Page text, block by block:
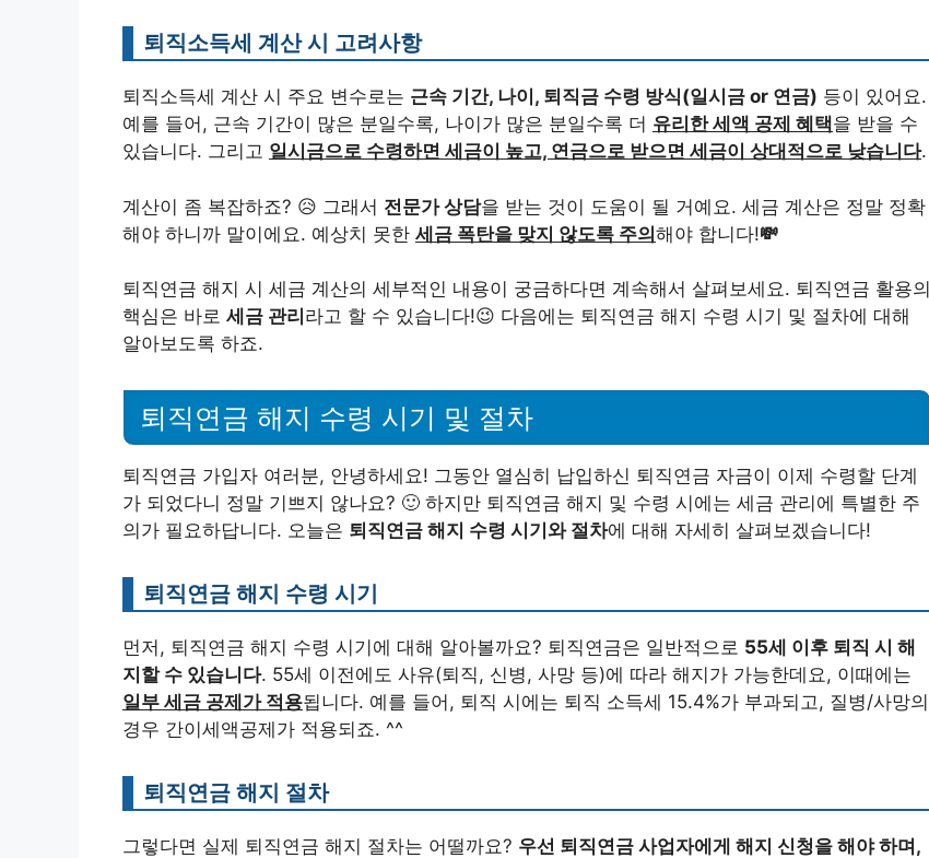
퇴직소득세 계산 시 고려사항
퇴직소득세 계산 시 주요 변수로는 근속 기간, 나이, 퇴직금 수령 방식(일시금 or 연금) 등이 있어요.
예를 들어, 근속 기간이 많은 분일수록, 나이가 많은 분일수록 더 유리한 세액 공제 혜택을 받을 수
있습니다. 그리고 일시금으로 수령하면 세금이 높고, 연금으로 받으면 세금이 상대적으로 낮습니다.
계산이 좀 복잡하죠? 😥 그래서 전문가 상담을 받는 것이 도움이 될 거예요. 세금 계산은 정말 정확
해야 하니까 말이에요. 예상치 못한 세금 폭탄을 맞지 않도록 주의해야 합니다!💸
퇴직연금 해지 시 세금 계산의 세부적인 내용이 궁금하다면 계속해서 살펴보세요. 퇴직연금 활용의
핵심은 바로 세금 관리 라고 할 수 있습니다!😉 다음에는 퇴직연금 해지 수령 시기 및 절차에 대해
알아보도록 하죠.
퇴직연금 해지 수령 시기 및 절차
퇴직연금 가입자 여러분, 안녕하세요! 그동안 열심히 납입하신 퇴직연금 자금이 이제 수령할 단계
가 되었다니 정말 기쁘지 않나요? 🙂 하지만 퇴직연금 해지 및 수령 시에는 세금 관리에 특별한 주
의가 필요하답니다. 오늘은 퇴직연금 해지 수령 시기와 절차에 대해 자세히 살펴보겠습니다!
퇴직연금 해지 수령 시기
먼저, 퇴직연금 해지 수령 시기에 대해 알아볼까요? 퇴직연금은 일반적으로 55세 이후 퇴직 시 해
지할 수 있습니다. 55세 이전에도 사유(퇴직, 신병, 사망 등)에 따라 해지가 가능한데요, 이때에는
일부 세금 공제가 적용됩니다. 예를 들어, 퇴직 시에는 퇴직 소득세 15.4%가 부과되고, 질병/사망의
경우 간이세액공제가 적용되죠. ^^
퇴직연금 해지 절차
그렇다면 실제 퇴직연금 해지 절차는 어떨까요? 우선 퇴직연금 사업자에게 해지 신청을 해야 하며,